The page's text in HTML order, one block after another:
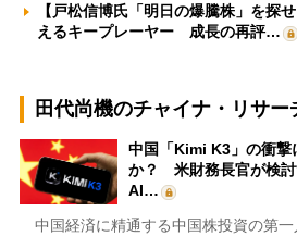
【戸松信博氏「明日の爆騰株」を探
えるキープレーヤー 成長の再評…
田代尚機のチャイナ・リサー
中国「Kimi K3」の衝撃
か？ 米財務長官が検討
AI…
中国経済に精通する中国株投資の第一